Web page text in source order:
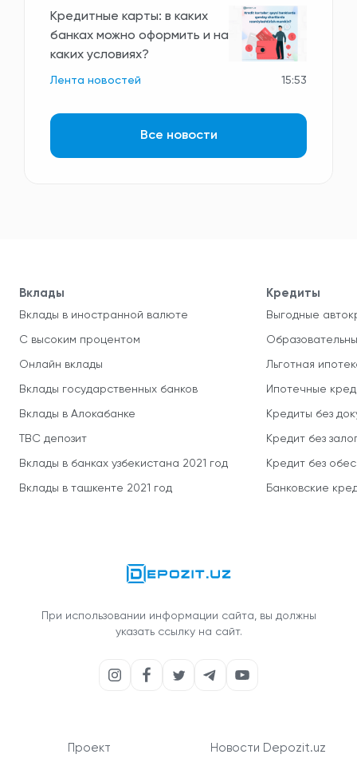
Кредитные карты: в каких
банках можно оформить и на
каких условиях?
Лента новостей 15:53
Все новости
Вклады
Вклады в иностранной валюте
С высоким процентом
Онлайн вклады
Вклады государственных банков
Вклады в Алокабанке
TBC депозит
Вклады в банках узбекистана 2021 год
Вклады в ташкенте 2021 год
Кредиты
Выгодные
Льготная
Ипотечные
Кредиты без
Кредит без
Кредит без
Банковские
При использовании информации сайта, вы должны
указать ссылку на сайт.
Проект Новости Depozit.uz